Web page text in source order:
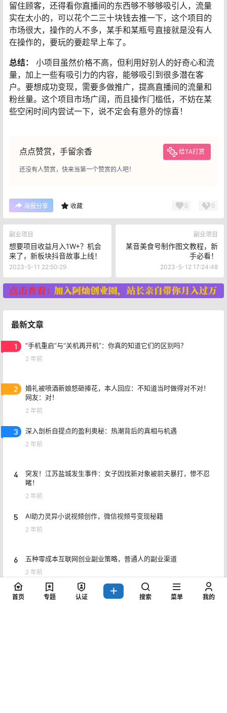
留住顾客，还得看你直播间的东西够不够够吸引人，流量
实在太小的，可以花个二三十块钱去推一下，这个项目的
市场很大，操作的人不多，某手和某瓶号直接就是没有人
在操作的，要玩的要趁早上车了。
总结：
小项目虽然价格不高，但利用好别人的好奇心和流
量，加上一些有吸引力的内容，能够吸引到很多潜在客
户。要想成功变现，需要多做推广，提高直播间的流量和
粉丝量。这个项目市场广阔，而且操作门槛低，不妨在某
些空闲时间内尝试一下，说不定会有意外的惊喜！
点点赞赏，手留余香 给TA打赏
还没有人赞赏，快来当第一个赞赏的人吧！
海报分享 收藏 0 0
副业项目
想要项目收益月入1W+？机会
来了，新板块抖音故事上线！
2023-5-11 22:50:29
副业项目
某音美食号制作图文教程，新
手必看！
2023-5-12 17:24:48
最新文章
1 “手机重启”与“关机再开机”：你真的知道它们的区别吗？
2 年前
2
婚礼被喷酒新娘怒砸捧花，本人回应：不知道当时做得对不对！
网友：对！
2 年前
3 深入剖析自提点的盈利奥秘：热潮背后的真相与机遇
2 年前
4
突发！江苏盐城发生事件：女子因找新对象被前夫暴打，惨不忍
睹！
2 年前
5 AI助力灵异小说视频创作，微信视频号变现秘籍
2 年前
6 五种零成本互联网创业副业策略，普通人的副业渠道
2 年前
7 公众号月入五位数的秘密，玩转多元化变现与复利思维
首页 专题 认证 搜索 菜单 我的